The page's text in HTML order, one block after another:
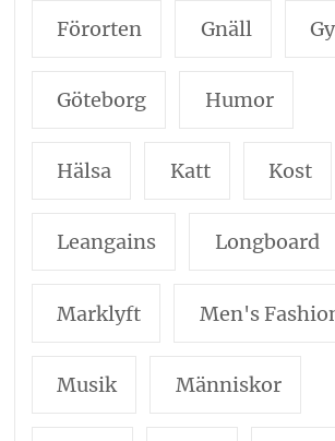
Förorten Gnäll
Göteborg Humor
Hälsa Katt Kost
Leangains Longboard
Marklyft Men's
Musik Människor